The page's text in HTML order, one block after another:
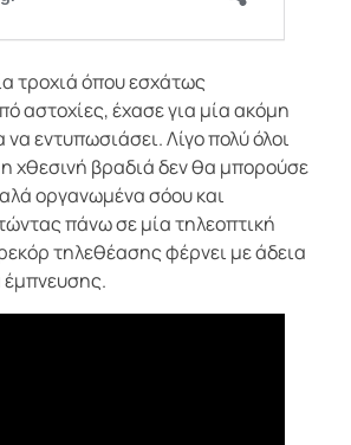
τροχιά όπου εσχάτως
αστοχίες, έχασε για μία ακόμη
εντυπωσιάσει. Λίγο πολύ όλοι
χθεσινή βραδιά δεν θα μπορούσε
οργανωμένα σόου και
πάνω σε μία τηλεοπτική
τηλεθέασης φέρνει με άδεια
έμπνευσης.